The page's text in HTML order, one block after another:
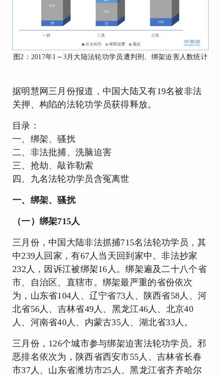
图2：2017年1～3月大陆法轮功学员遭判刑、绑架迫害人数统计
据明慧网三月份报道，中国大陆又有19名被非法
关押、构陷的法轮功学员获得释放。
目录：
一、绑架、骚扰
二、非法批捕、洗脑迫害
三、抢劫、敲诈勒索
四、九名法轮功学员含冤离世
一、绑架、骚扰
（一）绑架715人
三月份，中国大陆非法抓捕715名法轮功学员，其
中239人回家，有67人当天回到家中。非法抄家
232人，因诉江被绑架16人。绑架遍及二十八个省
市、自治区、直辖市。绑架最严重的省份依次
为，山东省104人、辽宁省73人、陕西省58人、河
北省56人、吉林省49人、黑龙江46人、北京40
人、河南省40人、内蒙古35人、湖北省33人。
三月份，126个城市参与绑架迫害法轮功学员。邪
恶排名依次为，陕西省西安市55人、吉林省长春
市37人、山东省潍坊市25人、黑龙江省齐齐哈尔